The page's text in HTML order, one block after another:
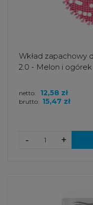
Wkład zapachowy
2.0 - Melon i ogórek
brutto: 15,47 zł
netto: 12,58 zł
+
-